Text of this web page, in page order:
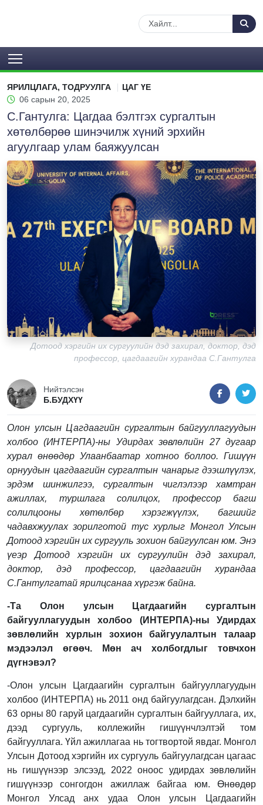
ЯРИЛЦЛАГА, ТОДРУУЛГА
ЦАГ ҮЕ
06 сарын 20, 2025
С.Гантулга: Цагдаа бэлтгэх сургалтын
хөтөлбөрөө шинэчилж хүний эрхийн
агуулгаар улам баяжуулсан
Дотоод хэргийн их сургуулийн дэд захирал, доктор, дэд
профессор, цагдаагийн хурандаа С.Гантулга
Нийтэлсэн
Б.БУДХҮҮ
Олон улсын Цагдаагийн сургалтын байгууллагуудын
холбоо (ИНТЕРПА)-ны Удирдах зөвлөлийн 27 дугаар
хурал өнөөдөр Улаанбаатар хотноо боллоо. Гишүүн
орнуудын цагдаагийн сургалтын чанарыг дээшлүүлэх,
эрдэм шинжилгээ, сургалтын чиглэлээр хамтран
ажиллах, туршлага солилцох, профессор багш
солилцооны хөтөлбөр хэрэгжүүлэх, багшийг
чадавхжуулах зорилготой тус хурлыг Монгол Улсын
Дотоод хэргийн их сургууль зохион байгуулсан юм. Энэ
үеэр Дотоод хэргийн их сургуулийн дэд захирал,
доктор, дэд профессор, цагдаагийн хурандаа
С.Гантулгатай ярилцсанаа хүргэж байна.
-Та Олон улсын Цагдаагийн сургалтын
байгууллагуудын холбоо (ИНТЕРПА)-ны Удирдах
зөвлөлийн хурлын зохион байгуулалтын талаар
мэдээлэл өгөөч. Мөн ач холбогдлыг товчхон
дүгнэвэл?
-Олон улсын Цагдаагийн сургалтын байгууллагуудын
холбоо (ИНТЕРПА) нь 2011 онд байгуулагдсан. Дэлхийн
63 орны 80 гаруй цагдаагийн сургалтын байгууллага, их,
дээд сургууль, коллежийн гишүүнчлэлтэй том
байгууллага. Үйл ажиллагаа нь тогтвортой явдаг. Монгол
Улсын Дотоод хэргийн их сургууль байгуулагдсан цагаас
нь гишүүнээр элсээд, 2022 оноос удирдах зөвлөлийн
гишүүнээр сонгогдон ажиллаж байгаа юм. Өнөөдөр
Монгол Улсад анх удаа Олон улсын Цагдаагийн